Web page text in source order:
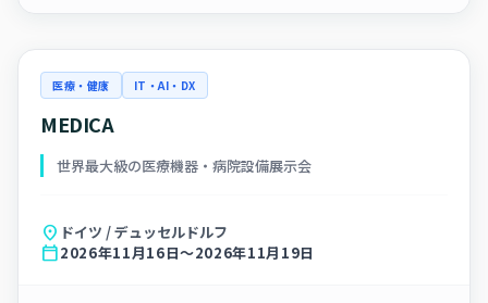
医療・健康 IT・AI・DX
MEDICA
世界最大級の医療機器・病院設備展示会
location_on ドイツ / デュッセルドルフ
calendar_today2026年11月16日～2026年11月19日